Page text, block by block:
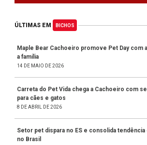
ÚLTIMAS EM BICHOS
Maple Bear Cachoeiro promove Pet Day com
a família
14 DE MAIO DE 2026
Carreta do Pet Vida chega a Cachoeiro com
para cães e gatos
8 DE ABRIL DE 2026
Setor pet dispara no ES e consolida
no Brasil